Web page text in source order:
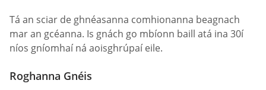
Tá an sciar de ghnéasanna comhionanna beagnach
mar an gcéanna. Is gnách go mbíonn baill atá ina 30í
níos gníomhaí ná aoisghrúpaí eile.
Roghanna Gnéis